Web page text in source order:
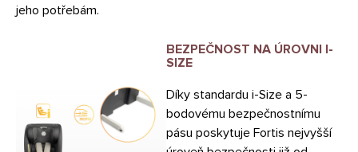
jeho potřebám.
BEZPEČNOST NA ÚROVNI I-
SIZE
Díky standardu i-Size a 5-
bodovému bezpečnostnímu
pásu poskytuje Fortis nejvyšší